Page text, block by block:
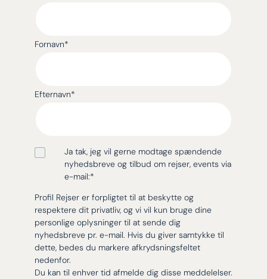
Fornavn*
Efternavn*
Ja tak, jeg vil gerne modtage spændende
nyhedsbreve og tilbud om rejser, events via
e-mail:*
Profil Rejser er forpligtet til at beskytte og
respektere dit privatliv, og vi vil kun bruge dine
personlige oplysninger til at sende dig
nyhedsbreve pr. e-mail. Hvis du giver samtykke til
dette, bedes du markere afkrydsningsfeltet
nedenfor.
Du kan til enhver tid afmelde dig disse meddelelser.